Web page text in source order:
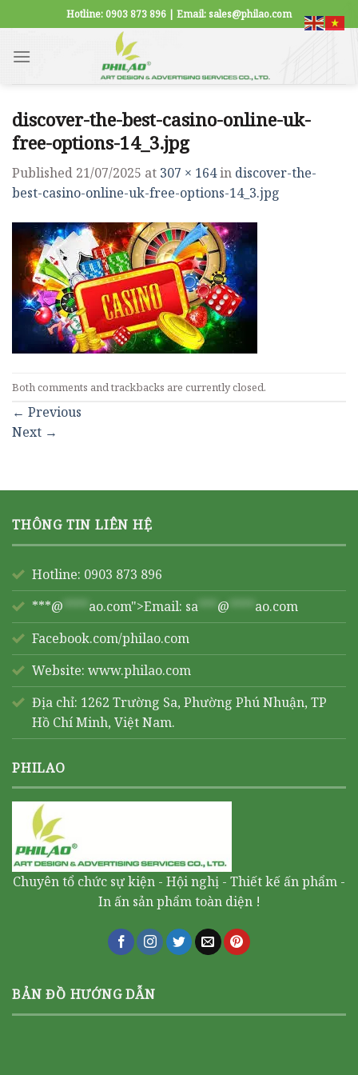
to
content
Hotline: 0903 873 896 | Email: sales@philao.com
discover-the-best-casino-online-uk-
free-options-14_3.jpg
Published 21/07/2025 at 307 × 164in discover-the-
best-casino-online-uk-free-options-14_3.jpg
Both comments and trackbacks are currently closed.
← Previous
Next →
THÔNG TIN LIÊN HỆ
Hotline: 0903 873 896
***@ **** ao.com">Email: sa *** @ **** ao.com
Facebook.com/philao.com
Website: www.philao.com
Địa chỉ: 1262 Trường Sa, Phường Phú Nhuận, TP
Hồ Chí Minh, Việt Nam.
PHILAO
Chuyên tổ chức sự kiện - Hội nghị - Thiết kế ấn phẩm -
In ấn sản phẩm toàn diện !
BẢN ĐỒ HƯỚNG DẪN